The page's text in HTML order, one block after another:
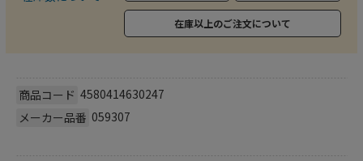
在庫以上のご注文について
商品コード 4580414630247
メーカー品番 059307